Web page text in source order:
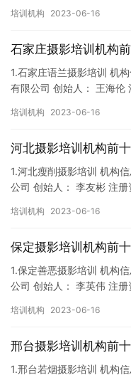
培训机构 2023-06-16
石家庄摄影培训机构
1.石家庄语兰摄影培训 机
有限公司 创始人： 王海伦
培训机构 2023-06-16
河北摄影培训机构前
1.河北瘦削摄影培训 机构
公司 创始人： 李友彬 注
培训机构 2023-06-16
保定摄影培训机构前
1.保定善恶摄影培训 机构
公司 创始人： 李英伟 注
培训机构 2023-06-16
邢台摄影培训机构前
1.邢台若烟摄影培训 机构